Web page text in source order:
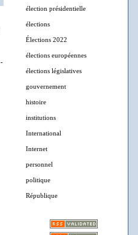
élection présidentielle
élections
Élections 2022
élections européennes
élections législatives
gouvernement
histoire
institutions
International
Internet
personnel
politique
République